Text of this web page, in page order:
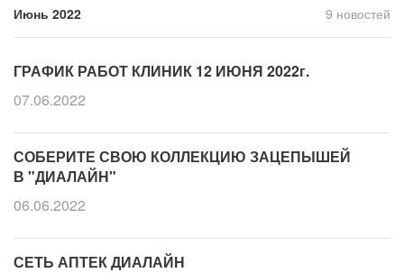
Июнь 2022 9 новостей
ГРАФИК РАБОТ КЛИНИК 12 ИЮНЯ 2022г.
07.06.2022
СОБЕРИТЕ СВОЮ КОЛЛЕКЦИЮ ЗАЦЕПЫШЕЙ
В "ДИАЛАЙН"
06.06.2022
СЕТЬ АПТЕК ДИАЛАЙН